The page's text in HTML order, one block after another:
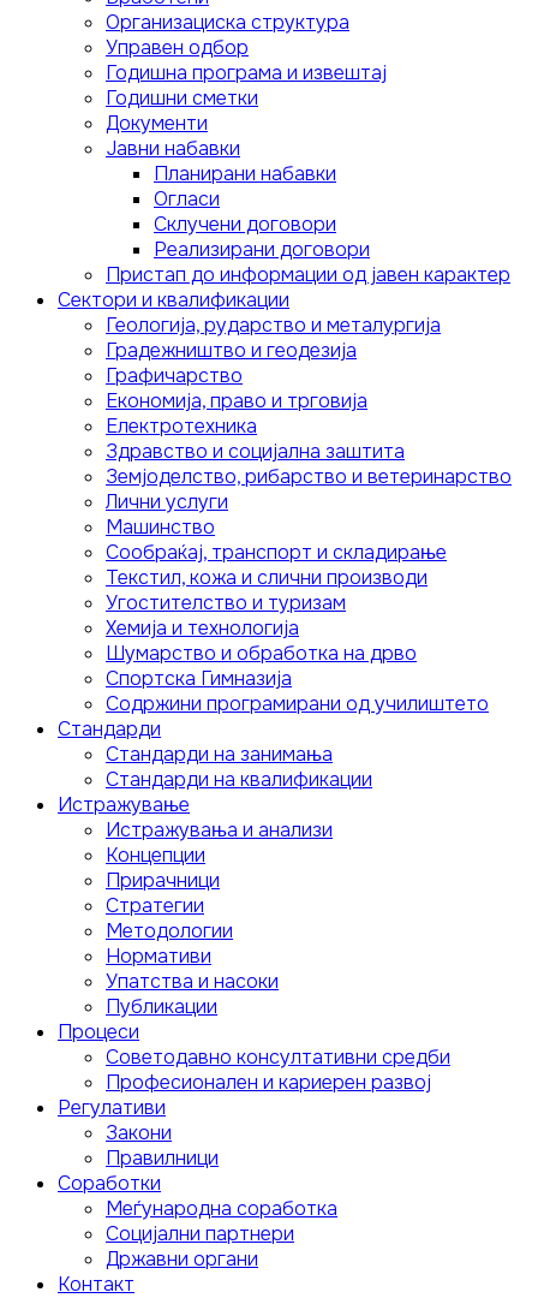
Организациска структура
Управен одбор
Годишна програма и извештај
Годишни сметки
Документи
Јавни набавки
Планирани набавки
Огласи
Склучени договори
Реализирани договори
Пристап до информации од јавен карактер
Сектори и квалификации
Геологија, рударство и металургија
Градежништво и геодезија
Графичарство
Економија, право и трговија
Електротехника
Здравство и социјална заштита
Земјоделство, рибарство и ветеринарство
Лични услуги
Mашинство
Сообраќај, транспорт и складирање
Текстил, кожа и слични производи
Угостителство и туризам
Хемија и технологија
Шумарство и обработка на дрво
Спортска Гимназија
Содржини програмирани од училиштето
Стандарди
Стандарди на занимања
Стандарди на квалификации
Истражување
Истражувања и анализи
Концепции
Прирачници
Стратегии
Методологии
Нормативи
Упатства и насоки
Публикации
Процеси
Советодавно консултативни средби
Професионален и кариерен развој
Регулативи
Закони
Правилници
Соработки
Меѓународна соработка
Социјални партнери
Државни органи
Контакт